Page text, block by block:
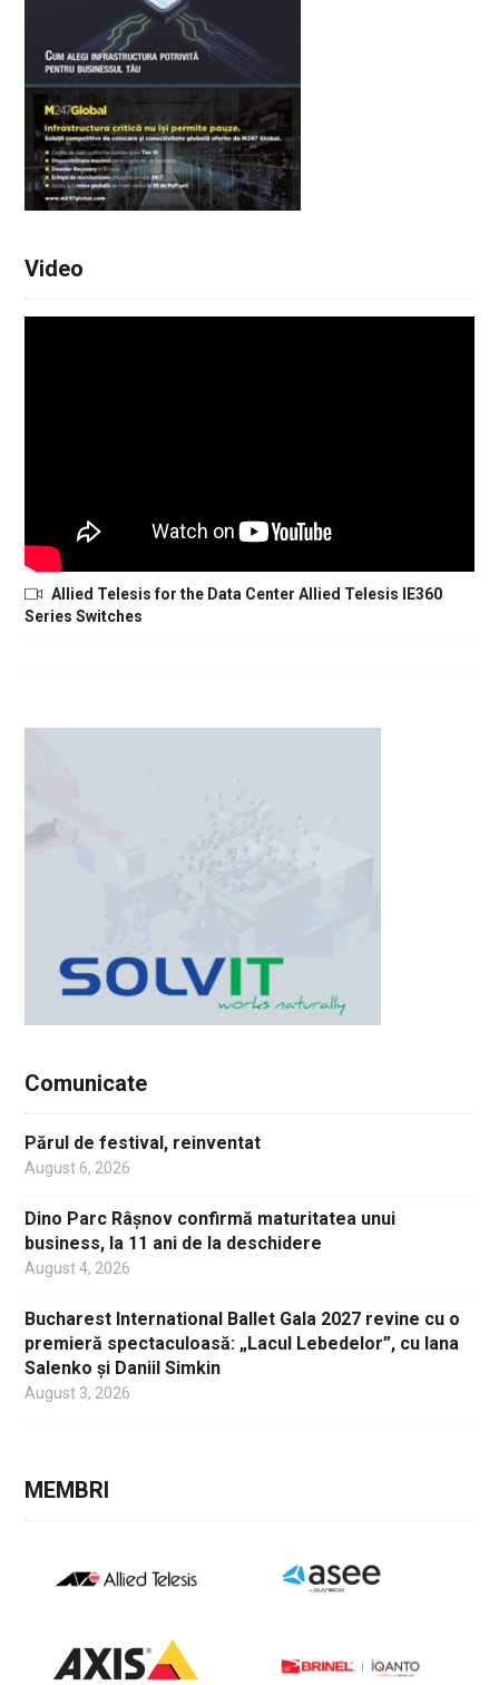
Video
Allied Telesis for the Data Center Allied Telesis IE360
Series Switches
Comunicate
Părul de festival, reinventat
August 6, 2026
Dino Parc Râșnov confirmă maturitatea unui
business, la 11 ani de la deschidere
August 4, 2026
Bucharest International Ballet Gala 2027 revine cu o
premieră spectaculoasă: „Lacul Lebedelor”, cu Iana
Salenko și Daniil Simkin
August 3, 2026
MEMBRI